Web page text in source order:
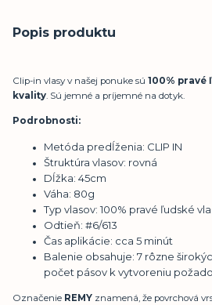
Popis produktu
Clip-in vlasy v našej ponuke sú 100% pravé
kvality . Sú jemné a príjemné na dotyk.
Podrobnosti:
Metóda predĺženia: CLIP IN
Štruktúra vlasov: rovná
Dĺžka: 45cm
Váha: 80g
Typ vlasov: 100% pravé ľudské
Odtieň: #6/613
Čas aplikácie: cca 5 minút
Balenie obsahuje: 7 rôzne
počet pásov k vytvoreniu
Označenie REMY znamená, že povrchová